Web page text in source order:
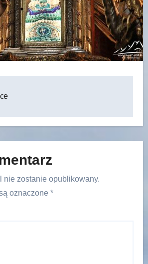
nie zostanie opublikowany.
oznaczone *